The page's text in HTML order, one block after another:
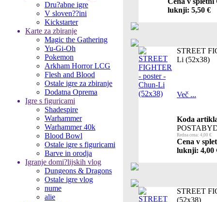
Dru?abne igre
V sloven??ini
Kickstarter
Karte za zbiranje
Magic the Gathering
Yu-Gi-Oh
Pokemon
Arkham Horror LCG
Flesh and Blood
Ostale igre za zbiranje
Dodatna Oprema
Igre s figuricami
Shadespire
Warhammer
Warhammer 40k
Blood Bowl
Ostale igre s figuricami
Barve in orodja
Igranje domi?lijskih vlog
Dungeons & Dragons
Ostale igre vlog
nume
alie
luknji: 5,50 €
STREET
Li (52x38)
Več ...
Koda
Redna cena: 4,00 €
Cena v
luknji: 4,00
STREET
(52x38)